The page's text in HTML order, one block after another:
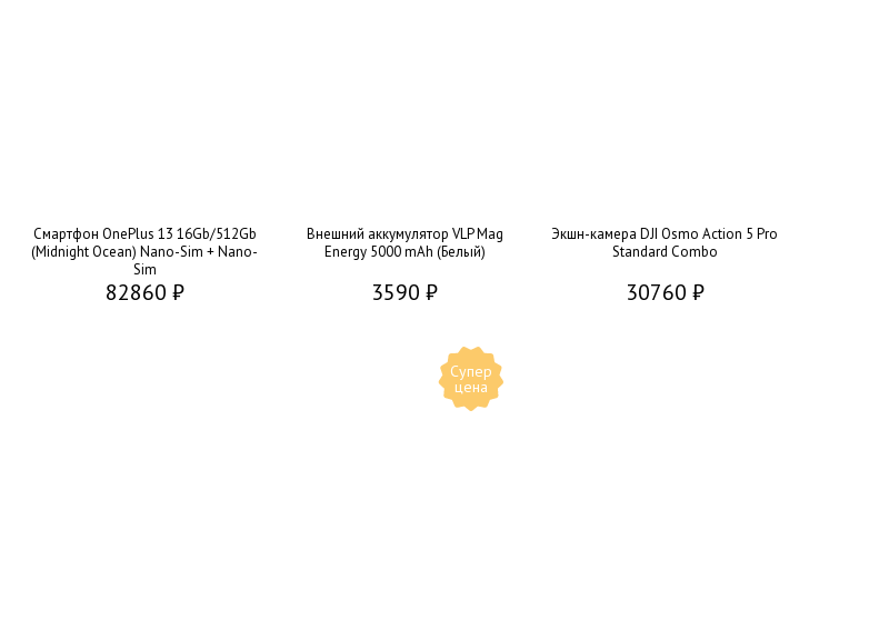
Смартфон OnePlus 13 16Gb/512Gb
(Midnight Ocean) Nano-Sim + Nano-
Sim
82860 ₽
Внешний аккумулятор VLP Mag
Energy 5000 mAh (Белый)
3590 ₽
Экшн-камера DJI Osmo Action 5 Pro
Standard Combo
30760 ₽
Супер
цена